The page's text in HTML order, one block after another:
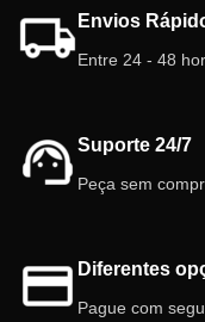
Envios
Entre 24 - 48
Suporte 24/7
Peça sem
Diferentes
Pague com